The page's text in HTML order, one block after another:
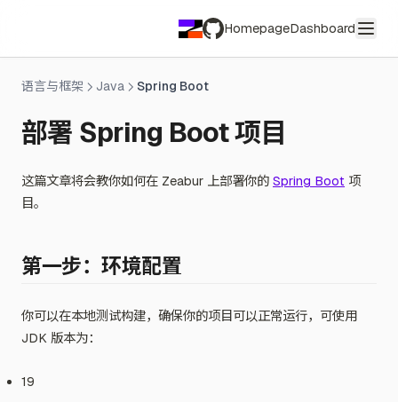
HomepageDashboard
语言与框架 Java Spring Boot
部署 Spring Boot 项目
这篇文章将会教你如何在 Zeabur 上部署你的 Spring Boot 项
目。
第一步：环境配置
你可以在本地测试构建，确保你的项目可以正常运行，可使用
JDK 版本为：
19